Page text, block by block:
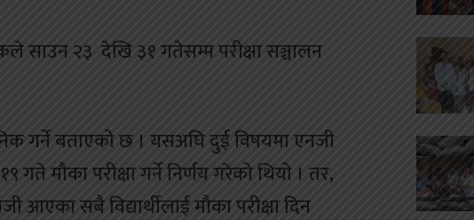
साउन २३ देखि ३१ गतेसम्म परीक्षा सञ्चालन
गर्ने बताएको छ । यसअघि दुई विषयमा एनजी
गते मौका परीक्षा गर्ने निर्णय गरेको थियो । तर,
आएका सबै विद्यार्थीलाई मौका परीक्षा दिन